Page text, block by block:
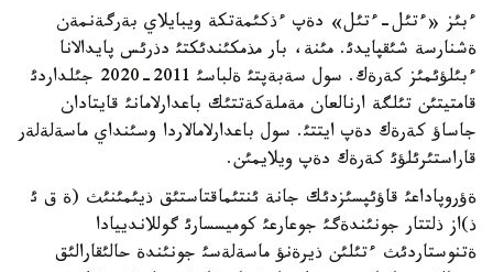
ءبئز «ءتئل-ءتئل» دةپ ءذكئمةتكة ويبايلاي بةرگةنمةن
ةشنارسة شئقپايدئ. مئنة، بار مذمكئندئكتئ دذرئس پايدالانا
ءبئلؤئمئز كةرةك. سول سةبةپتئ ةلباسئ 2011-2020 جئلداردئ
قامتيتئن تئلگة ارنالعان مةملةكةتتئك باعدارلامانئ قايتادان
جاساؤ كةرةك دةپ ايتتئ. سول باعدارلامالاردا وسئنداي ماسةلةلةر
قاراستئرئلؤئ كةرةك دةپ ويلايمئن.
ةؤروپاداعئ قاؤئپسئزدئك جانة ئنتئماقتاستئق ذيئمئنئث (ة ق ئ
ذ)از ذلتتار جونئندةگئ جوعارعئ كوميسسارئ گوللاندييادا
ةتنوستاردئث ءتئلئن ذيرةنؤ ماسةلةسئ جونئندة حالئقارالئق